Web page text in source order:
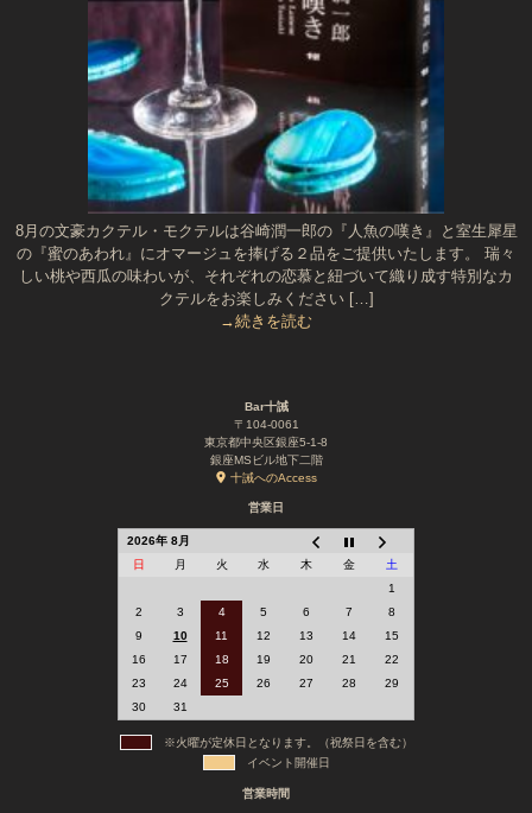
8月の文豪カクテル・モクテルは谷崎潤一郎の『人魚の嘆き』と室生犀星
の『蜜のあわれ』にオマージュを捧げる２品をご提供いたします。 瑞々
しい桃や西瓜の味わいが、それぞれの恋慕と紐づいて織り成す特別なカ
クテルをお楽しみください […]
→続きを読む
Bar十誡
〒104-0061
東京都中央区銀座5-1-8
銀座MSビル地下二階
十誡へのAccess
営業日
2026年 8月
日
月 火 水 木 金
土
1
2
3 4 5 6 7
8
9
10 11 12 13 14
15
16
17 18 19 20 21
22
23
24 25 26 27 28
29
30
31
※火曜が定休日となります。（祝祭日を含む）
イベント開催日
営業時間